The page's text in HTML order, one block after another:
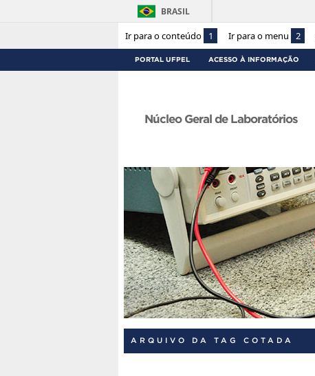
Ir para o conteúdo 1 Ir para o menu 2
BRASIL
PORTAL UFPEL ACESSO À INFORMAÇÃO
Núcleo Geral de Laboratórios
ARQUIVO DA TAG COTADA